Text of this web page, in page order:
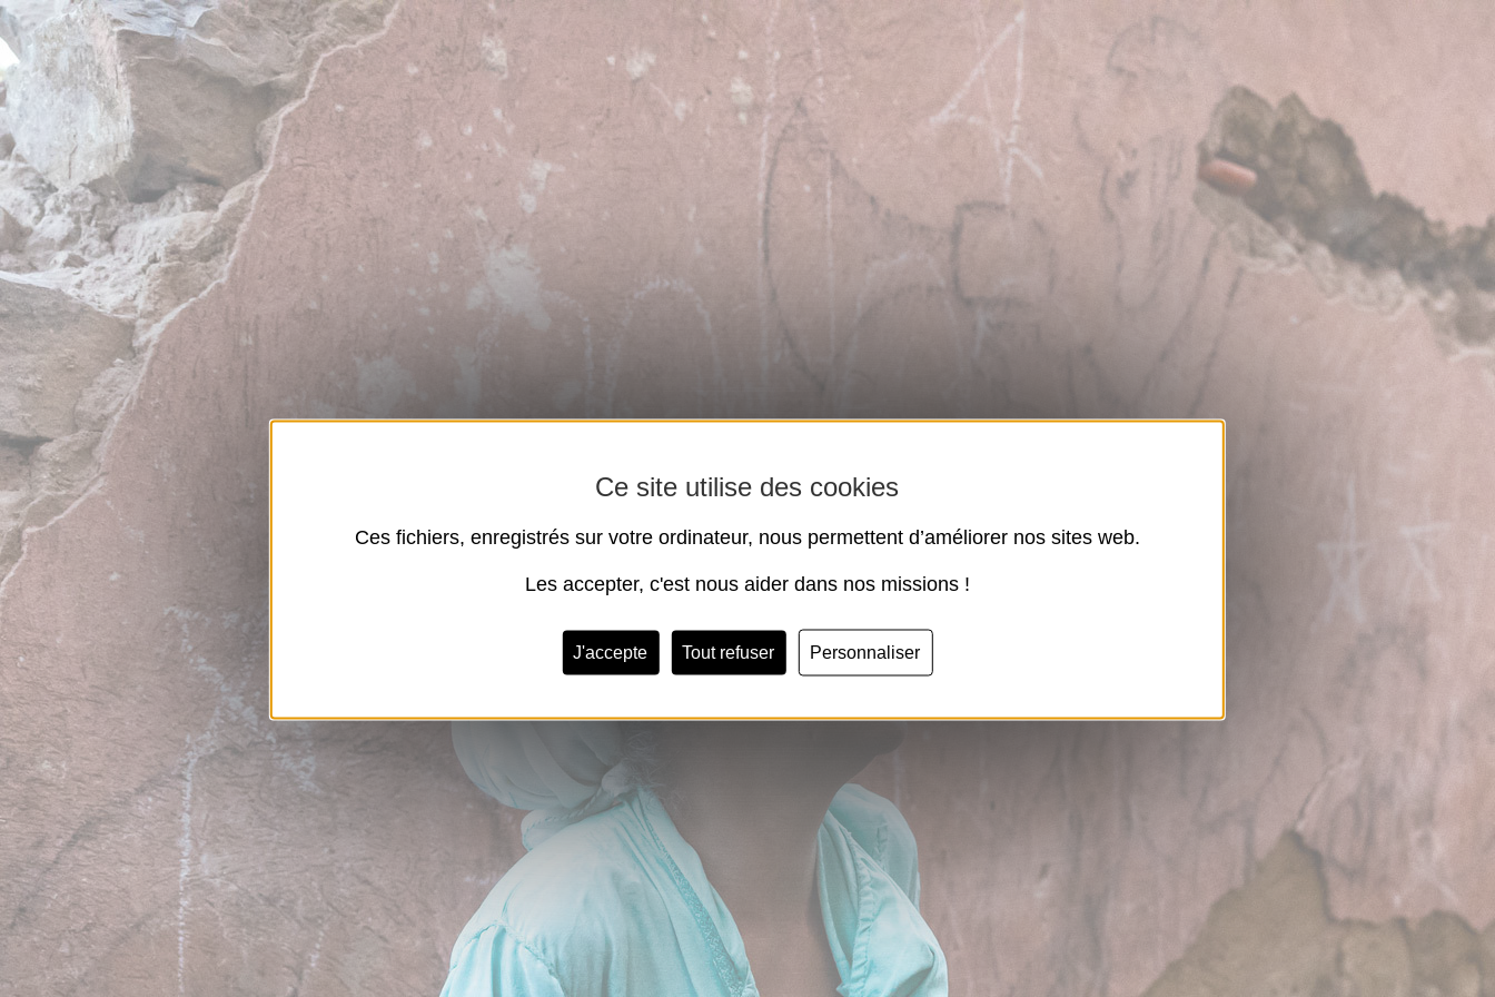
Préférence des cookies
Ce site utilise des cookies
Ces fichiers, enregistrés sur votre ordinateur, nous permettent d’améliorer nos sites web.
Les accepter, c'est nous aider dans nos missions !
J'accepte Tout refuser Personnaliser